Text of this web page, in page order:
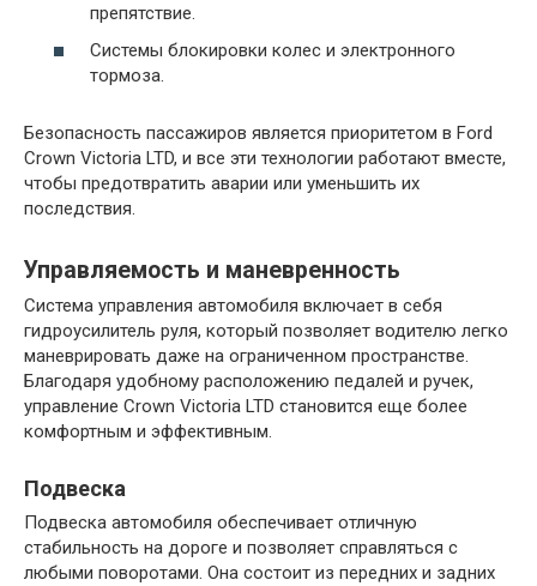
препятствие.
Системы блокировки колес и электронного
тормоза.
Безопасность пассажиров является приоритетом в Ford
Crown Victoria LTD, и все эти технологии работают вместе,
чтобы предотвратить аварии или уменьшить их
последствия.
Управляемость и маневренность
Система управления автомобиля включает в себя
гидроусилитель руля, который позволяет водителю легко
маневрировать даже на ограниченном пространстве.
Благодаря удобному расположению педалей и ручек,
управление Crown Victoria LTD становится еще более
комфортным и эффективным.
Подвеска
Подвеска автомобиля обеспечивает отличную
стабильность на дороге и позволяет справляться с
любыми поворотами. Она состоит из передних и задних